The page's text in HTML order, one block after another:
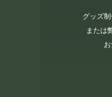
グッズ
または